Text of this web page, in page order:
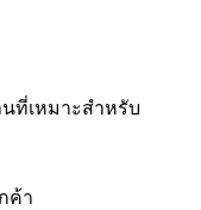
ที่เหมาะสำหรับ
ค้า